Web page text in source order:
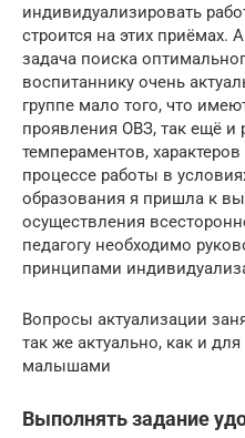
индивидуализировать
строится на этих приёмах.
задача поиска
воспитаннику очень
группе мало того, что
проявления ОВЗ, так ещё и
темпераментов,
процессе работы в
образования я пришла к
осуществления
педагогу необходимо
принципами
Вопросы актуализации
так же актуально, как и
малышами
Выполнять задание